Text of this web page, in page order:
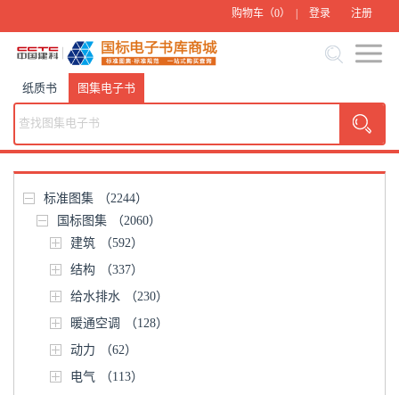
购物车（0） | 登录 注册
纸质书 图集电子书
标准图集
（2244）
国标图集
（2060）
建筑
（592）
结构
（337）
给水排水
（230）
暖通空调
（128）
动力
（62）
电气
（113）